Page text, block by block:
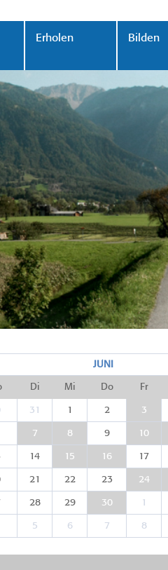
Erholen Bilden
JUNI
Di Mi Do Fr
31 1 2 3
7 8 9 10
14 15 16 17
21 22 23 24
28 29 30 1
5 6 7 8